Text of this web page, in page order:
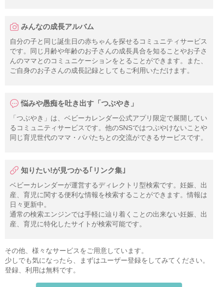
みんなの成長アルバム
自分の子と同じ誕生日の赤ちゃんを探せるコミュニティサービス
です。同じ月齢や年齢のお子さんの成長具合を知ることやお子さ
んのママとのコミュニケーションをとることができます。また、
ご自身のお子さんの成長記録としてもご利用いただけます。
悩みや愚痴を吐き出す「つぶやき」
「つぶやき」は、ベビーカレンダー公式アプリ限定で展開してい
るコミュニティサービスです。他のSNSではつぶやけないことや
同じ育児世代のママ・パパたちとの交流ができるサービスです。
知りたい!が見つかる｢リンク集｣
ベビーカレンダーが運営するディレクトリ型検索です。妊娠、出
産、育児に関する便利な情報を検索することができます。情報は
日々更新中。
通常の検索エンジンでは手軽に辿り着くことの出来ない妊娠、出
産、育児に特化したサイトが検索可能です。
その他、様々なサービスをご用意しています。
少しでも気になったら、まずはユーザー登録をしてみてください。
登録、利用は無料です。